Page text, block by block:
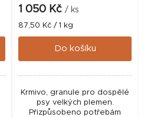
1 050 Kč / ks
Měrná
cena:
87,50 Kč / 1 kg
Do košíku
Krmivo, granule pro dospělé
psy velkých plemen.
Přizpůsobeno potřebám